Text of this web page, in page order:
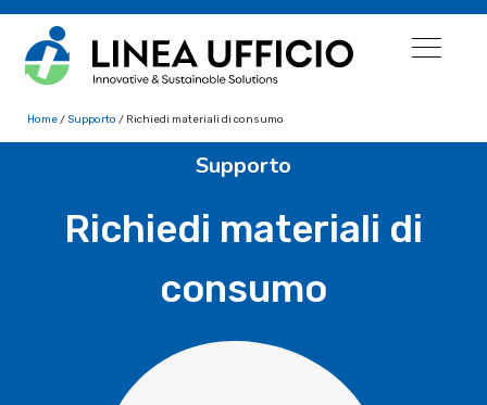
Home/ Supporto / Richiedi materiali di consumo
Supporto​
Richiedi materiali di
consumo​​